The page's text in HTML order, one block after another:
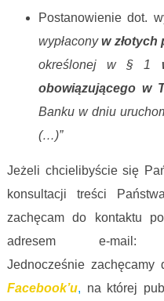
Postanowienie dot.
wypłaconyw złotych
określonej w § 1
obowiązującego w
Banku w dniu
(…)”
Jeżeli chcielibyście się
konsultacji treści
zachęcam do kontaktu
adresem e-
Jednocześnie
Facebook’u, na której